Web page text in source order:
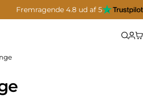
Fremragende 4.8 ud af 5